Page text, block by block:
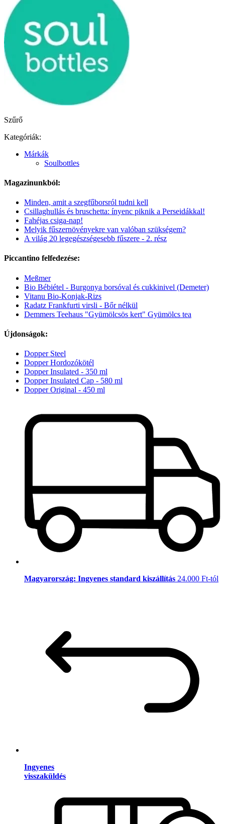
Szűrő
Kategóriák:
Márkák
Soulbottles
Magazinunkból:
Minden, amit a szegfűborsról tudni kell
Csillaghullás és bruschetta: ínyenc piknik a Perseidákkal!
Fahéjas csiga-nap!
Melyik fűszernövényekre van valóban szükségem?
A világ 20 legegészségesebb fűszere - 2. rész
Piccantino felfedezése:
Meßmer
Bio Bébiétel - Burgonya borsóval és cukkinivel (Demeter)
Vitanu Bio-Konjak-Rizs
Radatz Frankfurti virsli - Bőr nélkül
Demmers Teehaus "Gyümölcsös kert" Gyümölcs tea
Újdonságok:
Dopper Steel
Dopper Hordozókötél
Dopper Insulated - 350 ml
Dopper Insulated Cap - 580 ml
Dopper Original - 450 ml
Magyarország: Ingyenes standard kiszállítás 24.000 Ft-tól
Ingyenes
visszaküldés